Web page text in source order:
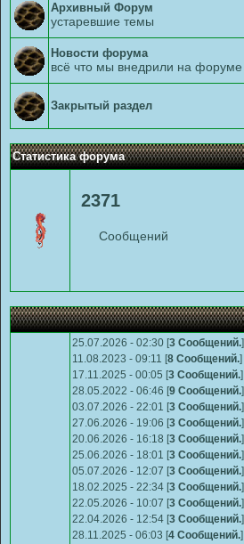
Архивный Форум
устаревшие темы
Новости форума
всё что мы внедрили на форуме
Закрытый раздел
Статистика форума
2371
Сообщений
25.07.2026 - 02:30 [3 Сообщений.]
11.08.2023 - 09:11 [8 Сообщений.]
17.11.2025 - 00:05 [3 Сообщений.]
28.05.2022 - 06:46 [9 Сообщений.]
03.07.2026 - 22:01 [3 Сообщений.]
27.06.2026 - 19:06 [3 Сообщений.]
20.06.2026 - 16:18 [3 Сообщений.]
25.06.2026 - 18:01 [3 Сообщений.]
05.07.2026 - 12:07 [3 Сообщений.]
18.02.2025 - 22:34 [3 Сообщений.]
22.05.2026 - 10:07 [3 Сообщений.]
22.04.2026 - 12:54 [3 Сообщений.]
28.11.2025 - 06:03 [4 Сообщений.]